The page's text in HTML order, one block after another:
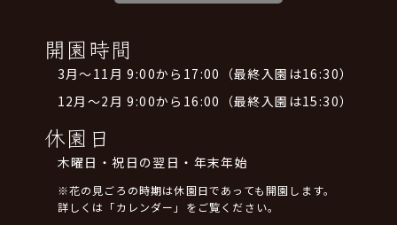
開園時間
3月～11月 9:00から17:00（最終入園は16:30）
12月～2月 9:00から16:00（最終入園は15:30）
休園日
木曜日・祝日の翌日・年末年始
※花の見ごろの時期は休園日であっても開園します。
詳しくは「カレンダー」をご覧ください。